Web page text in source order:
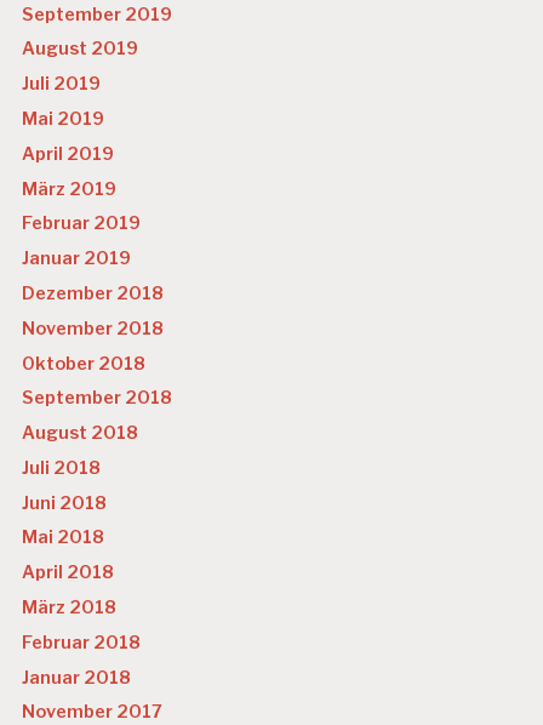
September 2019
August 2019
Juli 2019
Mai 2019
April 2019
März 2019
Februar 2019
Januar 2019
Dezember 2018
November 2018
Oktober 2018
September 2018
August 2018
Juli 2018
Juni 2018
Mai 2018
April 2018
März 2018
Februar 2018
Januar 2018
November 2017